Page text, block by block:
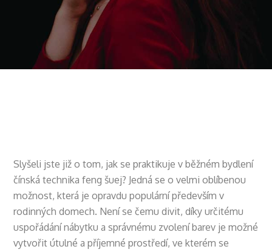
Slyšeli jste již o tom, jak se praktikuje v běžném bydlení
čínská technikafeng šuej? Jedná se o velmi oblíbenou
možnost, která je opravdu populární především v
rodinných domech. Není se čemu divit, díky určitému
uspořádání nábytku a správnému zvolení barev je možné
vytvořit útulné a příjemné prostředí, ve kterém se